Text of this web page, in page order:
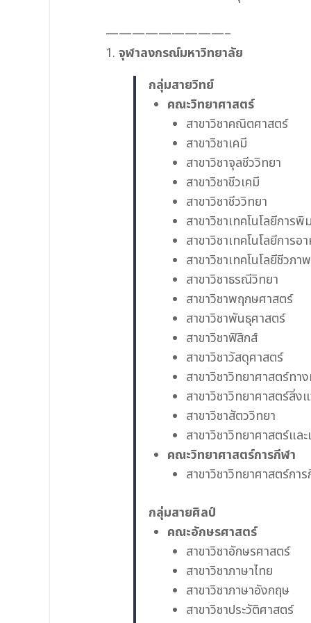
—————————–
1. จุฬาลงกรณ์มหาวิทยาลัย
กลุ่มสายวิทย์
คณะวิทยาศาสตร์
สาขาวิชาคณิตศาสตร์
สาขาวิชาเคมี
สาขาวิชาจุลชีววิทยา
สาขาวิชาชีวเคมี
สาขาวิชาชีววิทยา
สาขาวิชาเทคโนโลยีการ
สาขาวิชาเทคโนโลยีการอ
สาขาวิชาเทคโนโลยีชีวภาพ
สาขาวิชาธรณีวิทยา
สาขาวิชาพฤกษศาสตร์
สาขาวิชาพันธุศาสตร์
สาขาวิชาฟิสิกส์
สาขาวิชาวัสดุศาสตร์
สาขาวิชาวิทยาศาสตร์ทาง
สาขาวิชาวิทยาศาสตร์สิ่ง
สาขาวิชาสัตววิทยา
สาขาวิชาวิทยาศาสตร์และ
คณะวิทยาศาสตร์การกีฬา
สาขาวิชาวิทยาศาสตร์กา
กลุ่มสายศิลป์
คณะอักษรศาสตร์
สาขาวิชาอักษรศาสตร์
สาขาวิชาภาษาไทย
สาขาวิชาภาษาอังกฤษ
สาขาวิชาประวัติศาสตร์